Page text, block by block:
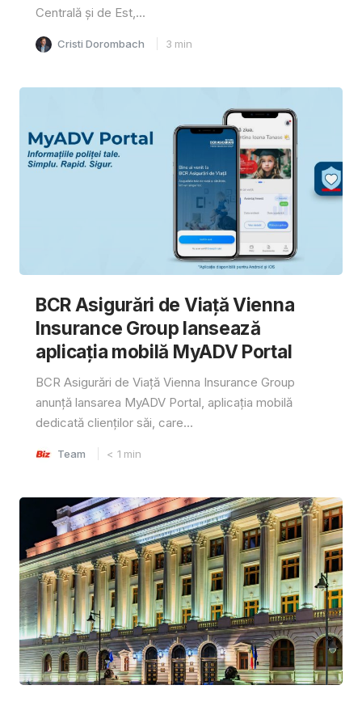
Centrală și de Est,...
Cristi Dorombach 3 min
BCR Asigurări de Viață Vienna
Insurance Group lansează
aplicația mobilă MyADV Portal
BCR Asigurări de Viață Vienna Insurance Group
anunță lansarea MyADV Portal, aplicația mobilă
dedicată clienților săi, care...
Team < 1 min